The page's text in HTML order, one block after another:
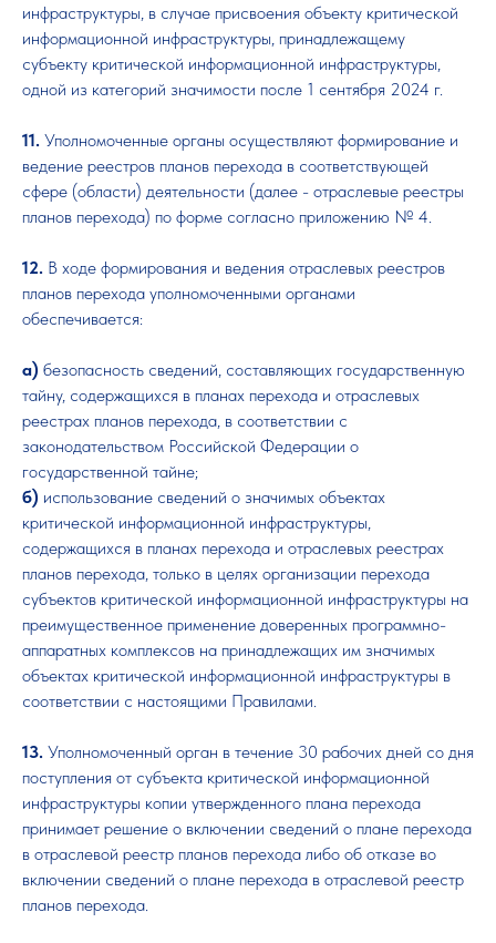
инфраструктуры, в случае присвоения объекту критической
информационной инфраструктуры, принадлежащему
субъекту критической информационной инфраструктуры,
одной из категорий значимости после 1 сентября 2024 г.
11. Уполномоченные органы осуществляют формирование и
ведение реестров планов перехода в соответствующей
сфере (области) деятельности (далее - отраслевые реестры
планов перехода) по форме согласно приложению № 4.
12. В ходе формирования и ведения отраслевых реестров
планов перехода уполномоченными органами
обеспечивается:
а) безопасность сведений, составляющих государственную
тайну, содержащихся в планах перехода и отраслевых
реестрах планов перехода, в соответствии с
законодательством Российской Федерации о
государственной тайне;
б) использование сведений о значимых объектах
критической информационной инфраструктуры,
содержащихся в планах перехода и отраслевых реестрах
планов перехода, только в целях организации перехода
субъектов критической информационной инфраструктуры на
преимущественное применение доверенных программно-
аппаратных комплексов на принадлежащих им значимых
объектах критической информационной инфраструктуры в
соответствии с настоящими Правилами.
13. Уполномоченный орган в течение 30 рабочих дней со дня
поступления от субъекта критической информационной
инфраструктуры копии утвержденного плана перехода
принимает решение о включении сведений о плане перехода
в отраслевой реестр планов перехода либо об отказе во
включении сведений о плане перехода в отраслевой реестр
планов перехода.